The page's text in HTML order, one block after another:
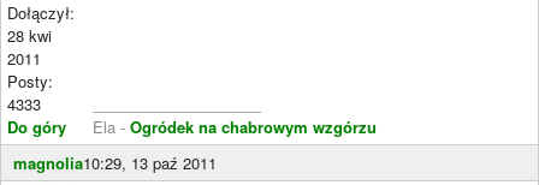
Dołączył:
28 kwi
2011
Posty:
4333
Do góry
Ela - Ogródek na chabrowym wzgórzu
magnolia10:29, 13 paź 2011